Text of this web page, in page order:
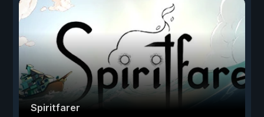
Spiritfarer